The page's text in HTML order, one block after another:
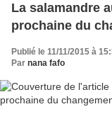
La salamandre
prochaine du
Publié le 11/11/2015 à
Par nana fafo